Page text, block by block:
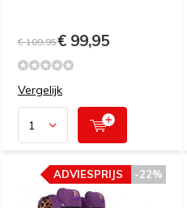
€ 109,95€ 99,95
Vergelijk
-22%
ADVIESPRIJS